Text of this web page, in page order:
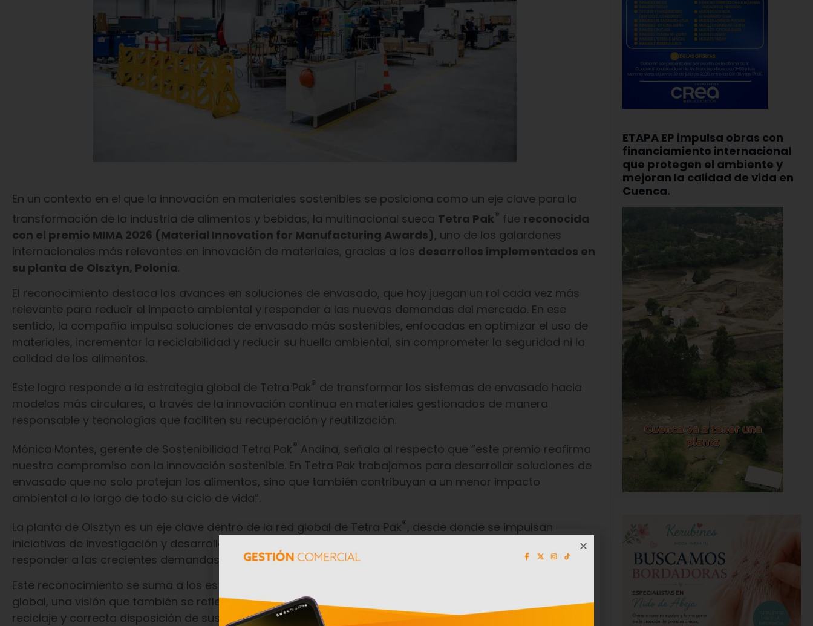
En un contexto en el que la innovación en materiales sostenibles se posiciona como un eje clave para la
transformación de la industria de alimentos y bebidas, la multinacional sueca Tetra Pak® fue reconocida
con el premio MIMA 2026 (Material Innovation for Manufacturing Awards), uno de los galardones
internacionales más relevantes en innovación de materiales, gracias a los desarrollos implementados en
su planta de Olsztyn, Polonia.
El reconocimiento destaca los avances en soluciones de envasado, que hoy juegan un rol cada vez más
relevante para reducir el impacto ambiental y responder a las nuevas demandas del mercado. En ese
sentido, la compañía impulsa soluciones de envasado más sostenibles, enfocadas en optimizar el uso de
materiales, incrementar la reciclabilidad y reducir su huella ambiental, sin comprometer la seguridad ni la
calidad de los alimentos.
Este logro responde a la estrategia global de Tetra Pak® de transformar los sistemas de envasado hacia
modelos más circulares, a través de la innovación continua en materiales gestionados de manera
responsable y tecnologías que faciliten su recuperación y reutilización.
Mónica Montes, gerente de Sostenibilidad Tetra Pak® Andina, señala al respecto que “este premio reafirma
nuestro compromiso con la innovación sostenible. En Tetra Pak trabajamos para desarrollar soluciones de
envasado que no solo protejan los alimentos, sino que también contribuyan a un menor impacto
ambiental a lo largo de todo su ciclo de vida”.
La planta de Olsztyn es un eje clave dentro de la red global de Tetra Pak®, desde donde se impulsan
iniciativas de investigación y desarrollo orientadas a mejorar el desempeño ambiental de los envases y
responder a las crecientes demandas de sostenibilidad del mercado.
Este reconocimiento se suma a los esfuerzos de la compañía por impulsar la economía circular a nivel
global, una visión que también se refleja en sus iniciativas en Ecuador, donde promueve la recolección,
reciclaje y correcta disposición de sus envases posconsumo en articulación con distintos actores de la
ETAPA EP impulsa obras con
financiamiento internacional
que protegen el ambiente y
mejoran la calidad de vida en
Cuenca.